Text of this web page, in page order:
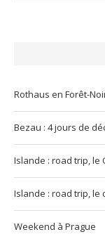
Rothaus en Forêt-
Bezau : 4 jours de
Islande : road trip, le
Islande : road trip, le
Weekend à Prague